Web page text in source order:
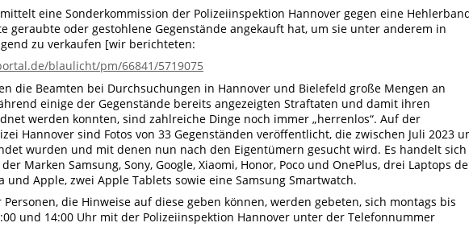
eine Sonderkommission der Polizeiinspektion Hannover gegen eine
geraubte oder gestohlene Gegenstände angekauft hat, um sie unter anderem in
zu verkaufen [wir berichteten:
blaulicht/pm/66841/5719075
die Beamten bei Durchsuchungen in Hannover und Bielefeld große Mengen an
einige der Gegenstände bereits angezeigten Straftaten und damit ihren
werden konnten, sind zahlreiche Dinge noch immer „herrenlos“. Auf der
Hannover sind Fotos von 33 Gegenständen veröffentlicht, die zwischen Juli 2023
wurden und mit denen nun nach den Eigentümern gesucht wird. Es handelt sich
Marken Samsung, Sony, Google, Xiaomi, Honor, Poco und OnePlus, drei Laptops
und Apple, zwei Apple Tablets sowie eine Samsung Smartwatch.
die Hinweise auf diese geben können, werden gebeten, sich montags bis
und 14:00 Uhr mit der Polizeiinspektion Hannover unter der Telefonnummer